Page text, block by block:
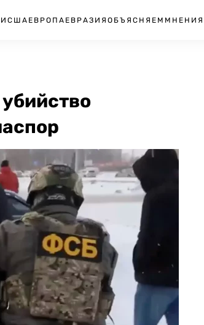
США ЕВРОПА ЕВРАЗИЯ ОБЪЯСНЯЕМ МНЕНИЯ